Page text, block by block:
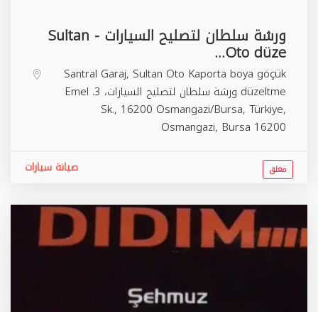
ورشة سلطان لتصليح السيارات - Sultan
Oto düze...
Santral Garaj, Sultan Oto Kaporta boya göçük
düzeltme ورشة سلطان لتصليح السيارات، 3. Emel
Sk., 16200 Osmangazi/Bursa, Türkiye,
Osmangazi, Bursa 16200
صيانة سيارات مغلق